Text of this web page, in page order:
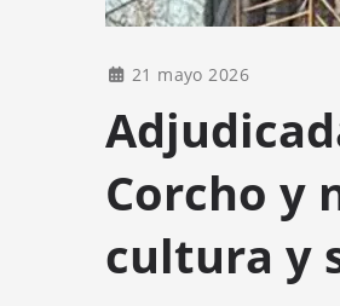
21 mayo 2026
Corcho y
cultura y